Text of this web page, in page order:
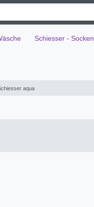
Schiesser - Socken
aqua